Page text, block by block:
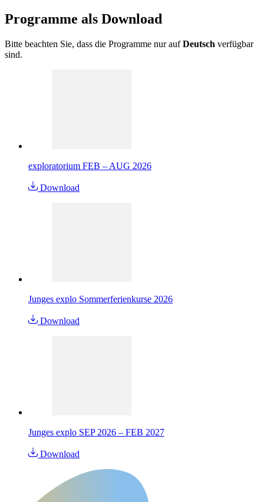
Programme als Download
Bitte beachten Sie, dass die Programme nur aufDeutsch verfügbar
sind.
exploratorium FEB – AUG 2026
Download
Junges explo Sommerferienkurse 2026
Download
Junges explo SEP 2026 – FEB 2027
Download